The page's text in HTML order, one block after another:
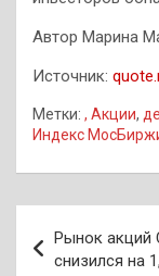
Автор Марина
Источник:
Метки: , Акции,
Индекс
по
Рынок акций
снизился на